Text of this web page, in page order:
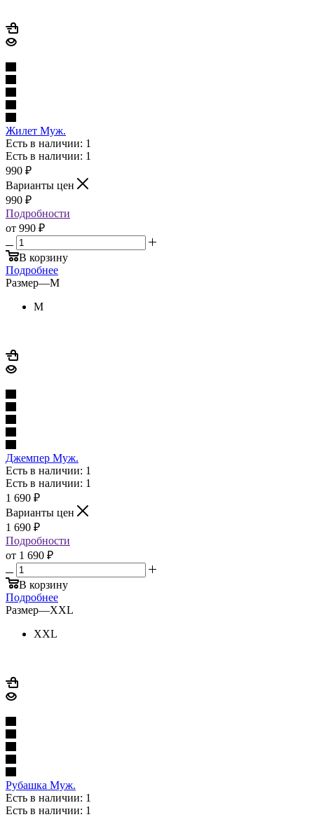
Жилет Муж.
Есть в наличии: 1
Есть в наличии: 1
990 ₽
Варианты цен
990 ₽
Подробности
от 990 ₽
В корзину
Подробнее
Размер—M
M
Джемпер Муж.
Есть в наличии: 1
Есть в наличии: 1
1 690 ₽
Варианты цен
1 690 ₽
Подробности
от 1 690 ₽
В корзину
Подробнее
Размер—XXL
XXL
Рубашка Муж.
Есть в наличии: 1
Есть в наличии: 1